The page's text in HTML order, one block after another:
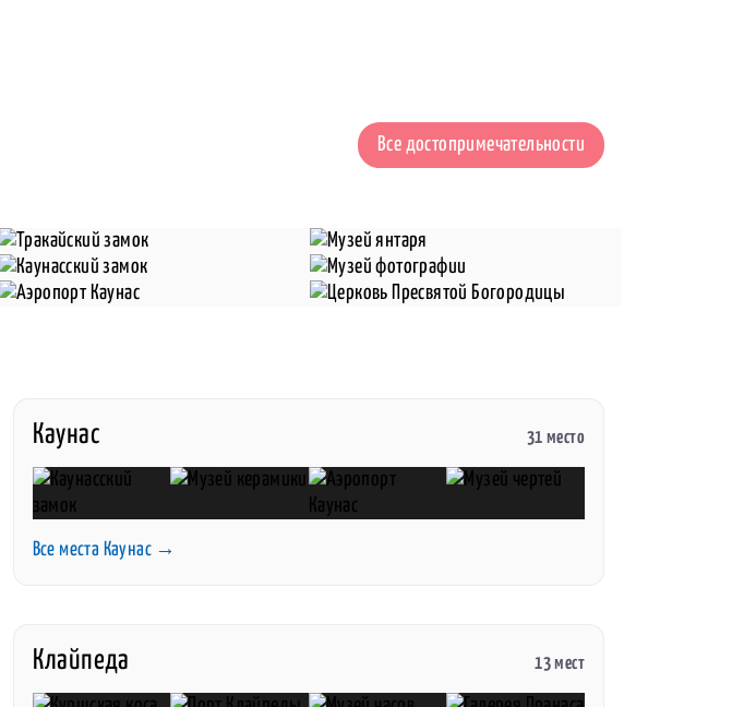
Все достопримечательности
Каунас 31 место
Все места Каунас →
Клайпеда 13 мест